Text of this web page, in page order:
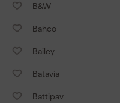
B&W
Bahco
Bailey
Batavia
Battipav